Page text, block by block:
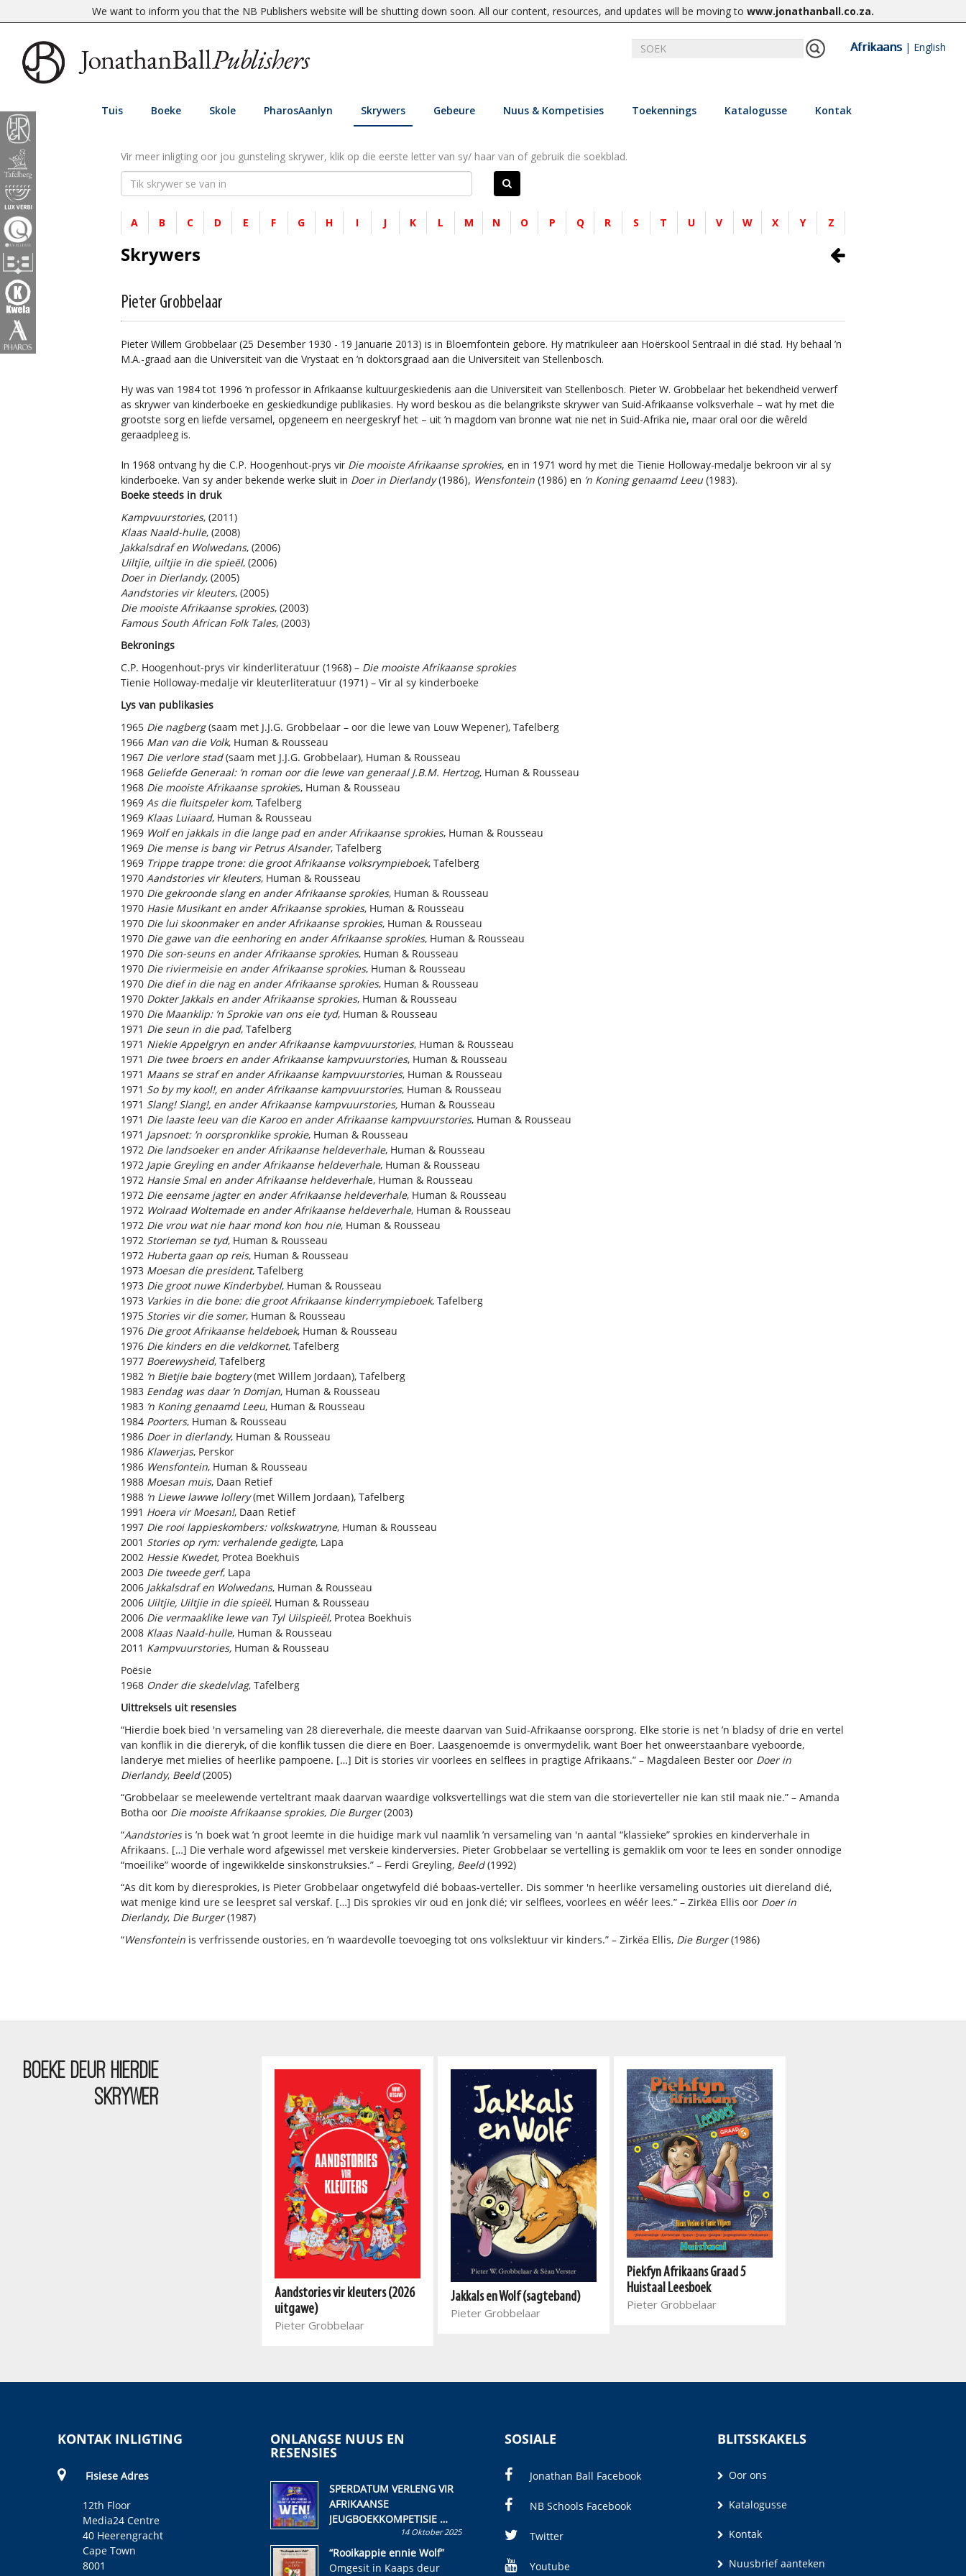
We want to inform you that the NB Publishers website will be shutting down soon. All our content, resources, and updates will be moving to www.jonathanball.co.za.
Afrikaans| English
Tuis Boeke Skole PharosAanlyn Skrywers Gebeure Nuus & Kompetisies Toekennings Katalogusse Kontak
Vir meer inligting oor jou gunsteling skrywer, klik op die eerste letter van sy/ haar van of gebruik die soekblad.
A B C D E F G H I J K L M N O P Q R S T U V W X Y Z
Skrywers
Pieter Grobbelaar
Pieter Willem Grobbelaar (25 Desember 1930 - 19 Januarie 2013) is in Bloemfontein gebore. Hy matrikuleer aan Hoërskool Sentraal in dié stad. Hy behaal ’n
M.A.-graad aan die Universiteit van die Vrystaat en ’n doktorsgraad aan die Universiteit van Stellenbosch.
Hy was van 1984 tot 1996 ’n professor in Afrikaanse kultuurgeskiedenis aan die Universiteit van Stellenbosch. Pieter W. Grobbelaar het bekendheid verwerf
as skrywer van kinderboeke en geskiedkundige publikasies. Hy word beskou as die belangrikste skrywer van Suid-Afrikaanse volksverhale – wat hy met die
grootste sorg en liefde versamel, opgeneem en neergeskryf het – uit ’n magdom van bronne wat nie net in Suid-Afrika nie, maar oral oor die wêreld
geraadpleeg is.
In 1968 ontvang hy die C.P. Hoogenhout-prys vir Die mooiste Afrikaanse sprokies, en in 1971 word hy met die Tienie Holloway-medalje bekroon vir al sy
kinderboeke. Van sy ander bekende werke sluit in Doer in Dierlandy(1986), Wensfontein (1986) en ’n Koning genaamd Leeu (1983).
Boeke steeds in druk
Kampvuurstories, (2011)
Klaas Naald-hulle, (2008)
Jakkalsdraf en Wolwedans, (2006)
Uiltjie, uiltjie in die spieël, (2006)
Doer in Dierlandy, (2005)
Aandstories vir kleuters, (2005)
Die mooiste Afrikaanse sprokies, (2003)
Famous South African Folk Tales, (2003)
Bekronings
C.P. Hoogenhout-prys vir kinderliteratuur (1968) – Die mooiste Afrikaanse sprokies
Tienie Holloway-medalje vir kleuterliteratuur (1971) – Vir al sy kinderboeke
Lys van publikasies
1965 Die nagberg(saam met J.J.G. Grobbelaar – oor die lewe van Louw Wepener), Tafelberg
1966 Man van die Volk, Human & Rousseau
1967 Die verlore stad(saam met J.J.G. Grobbelaar), Human & Rousseau
1968 Geliefde Generaal: ’n roman oor die lewe van generaal J.B.M. Hertzog, Human & Rousseau
1968 Die mooiste Afrikaanse sprokies, Human & Rousseau
1969 As die fluitspeler kom, Tafelberg
1969 Klaas Luiaard, Human & Rousseau
1969 Wolf en jakkals in die lange pad en ander Afrikaanse sprokies, Human & Rousseau
1969 Die mense is bang vir Petrus Alsander, Tafelberg
1969 Trippe trappe trone: die groot Afrikaanse volksrympieboek, Tafelberg
1970 Aandstories vir kleuters, Human & Rousseau
1970 Die gekroonde slang en ander Afrikaanse sprokies, Human & Rousseau
1970 Hasie Musikant en ander Afrikaanse sprokies, Human & Rousseau
1970 Die lui skoonmaker en ander Afrikaanse sprokies, Human & Rousseau
1970 Die gawe van die eenhoring en ander Afrikaanse sprokies, Human & Rousseau
1970 Die son-seuns en ander Afrikaanse sprokies, Human & Rousseau
1970 Die riviermeisie en ander Afrikaanse sprokies, Human & Rousseau
1970 Die dief in die nag en ander Afrikaanse sprokies, Human & Rousseau
1970 Dokter Jakkals en ander Afrikaanse sprokies, Human & Rousseau
1970 Die Maanklip: ’n Sprokie van ons eie tyd, Human & Rousseau
1971 Die seun in die pad, Tafelberg
1971 Niekie Appelgryn en ander Afrikaanse kampvuurstories, Human & Rousseau
1971 Die twee broers en ander Afrikaanse kampvuurstories, Human & Rousseau
1971 Maans se straf en ander Afrikaanse kampvuurstories, Human & Rousseau
1971 So by my kool!, en ander Afrikaanse kampvuurstories, Human & Rousseau
1971 Slang! Slang!, en ander Afrikaanse kampvuurstories, Human & Rousseau
1971 Die laaste leeu van die Karoo en ander Afrikaanse kampvuurstories, Human & Rousseau
1971 Japsnoet: ’n oorspronklike sprokie, Human & Rousseau
1972 Die landsoeker en ander Afrikaanse heldeverhale, Human & Rousseau
1972 Japie Greyling en ander Afrikaanse heldeverhale, Human & Rousseau
1972 Hansie Smal en ander Afrikaanse heldeverhale, Human & Rousseau
1972 Die eensame jagter en ander Afrikaanse heldeverhale, Human & Rousseau
1972 Wolraad Woltemade en ander Afrikaanse heldeverhale, Human & Rousseau
1972 Die vrou wat nie haar mond kon hou nie, Human & Rousseau
1972 Storieman se tyd, Human & Rousseau
1972 Huberta gaan op reis, Human & Rousseau
1973 Moesan die president, Tafelberg
1973 Die groot nuwe Kinderbybel, Human & Rousseau
1973 Varkies in die bone: die groot Afrikaanse kinderrympieboek, Tafelberg
1975 Stories vir die somer, Human & Rousseau
1976 Die groot Afrikaanse heldeboek, Human & Rousseau
1976 Die kinders en die veldkornet, Tafelberg
1977 Boerewysheid, Tafelberg
1982 ’n Bietjie baie bogtery(met Willem Jordaan), Tafelberg
1983 Eendag was daar ’n Domjan, Human & Rousseau
1983 ’n Koning genaamd Leeu, Human & Rousseau
1984 Poorters, Human & Rousseau
1986 Doer in dierlandy, Human & Rousseau
1986 Klawerjas, Perskor
1986 Wensfontein, Human & Rousseau
1988 Moesan muis, Daan Retief
1988 ’n Liewe lawwe lollery(met Willem Jordaan), Tafelberg
1991 Hoera vir Moesan!, Daan Retief
1997 Die rooi lappieskombers: volkskwatryne, Human & Rousseau
2001 Stories op rym: verhalende gedigte, Lapa
2002 Hessie Kwedet, Protea Boekhuis
2003 Die tweede gerf, Lapa
2006 Jakkalsdraf en Wolwedans, Human & Rousseau
2006 Uiltjie, Uiltjie in die spieël, Human & Rousseau
2006 Die vermaaklike lewe van Tyl Uilspieël, Protea Boekhuis
2008 Klaas Naald-hulle, Human & Rousseau
2011 Kampvuurstories, Human & Rousseau
Poësie
1968 Onder die skedelvlag, Tafelberg
Uittreksels uit resensies
“Hierdie boek bied 'n versameling van 28 diereverhale, die meeste daarvan van Suid-Afrikaanse oorsprong. Elke storie is net ’n bladsy of drie en vertel
van konflik in die diereryk, of die konflik tussen die diere en Boer. Laasgenoemde is onvermydelik, want Boer het onweerstaanbare vyeboorde,
landerye met mielies of heerlike pampoene. […] Dit is stories vir voorlees en selflees in pragtige Afrikaans.” – Magdaleen Bester oor Doer in
Dierlandy, Beeld(2005)
“Grobbelaar se meelewende verteltrant maak daarvan waardige volksvertellings wat die stem van die storieverteller nie kan stil maak nie.” – Amanda
Botha oor Die mooiste Afrikaanse sprokies, Die Burger(2003)
“Aandstoriesis ’n boek wat ’n groot leemte in die huidige mark vul naamlik ’n versameling van 'n aantal “klassieke” sprokies en kinderverhale in
Afrikaans. […] Die verhale word afgewissel met verskeie kinderversies. Pieter Grobbelaar se vertelling is gemaklik om voor te lees en sonder onnodige
“moeilike” woorde of ingewikkelde sinskonstruksies.” – Ferdi Greyling, Beeld(1992)
“As dit kom by dieresprokies, is Pieter Grobbelaar ongetwyfeld dié bobaas-verteller. Dis sommer 'n heerlike versameling oustories uit diereland dié,
wat menige kind ure se leespret sal verskaf. […] Dis sprokies vir oud en jonk dié; vir selflees, voorlees en wéér lees.” – Zirkëa Ellis oor Doer in
Dierlandy, Die Burger(1987)
“Wensfontein is verfrissende oustories, en ’n waardevolle toevoeging tot ons volkslektuur vir kinders.” – Zirkëa Ellis, Die Burger(1986)
BOEKE DEUR HIERDIE
SKRYWER
Aandstories vir kleuters (2026
uitgawe)
Pieter Grobbelaar
Jakkals en Wolf (sagteband)
Pieter Grobbelaar
Piekfyn Afrikaans Graad 5
Huistaal Leesboek
Pieter Grobbelaar
KONTAK INLIGTING
Fisiese Adres
12th Floor
Media24 Centre
40 Heerengracht
Cape Town
8001
ONLANGSE NUUS EN
RESENSIES
SPERDATUM VERLENG VIR
AFRIKAANSE
JEUGBOEKKOMPETISIE
Skryf ’n jeugboek of
kinderboek en staan ’n
kans om R50 000 te wen!
14 Oktober 2025
“Rooikappie ennie Wolf”
Omgesit in Kaaps deur
SOSIALE
Jonathan Ball Facebook
NB Schools Facebook
Twitter
Youtube
BLITSSKAKELS
Oor ons
Katalogusse
Kontak
Nuusbrief aanteken